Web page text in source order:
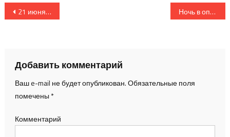
Навигация по записям
21 июня 2026 года в ГМЗ «Царское Село» состоялся первый этап проекта «Музыкальные традиции Великой России Ночь в опере» в Алматы: музыкальный вечер в историческом сердце театра
Добавить комментарий
Ваш e-mail не будет опубликован.Обязательные поля
помечены *
Комментарий